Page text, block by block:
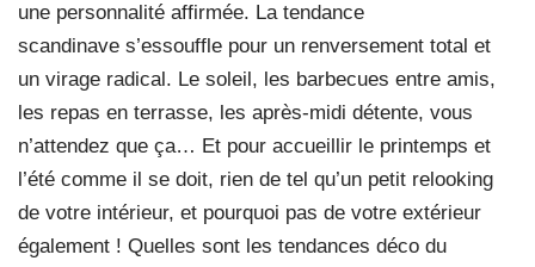
une personnalité affirmée. La tendance
scandinave s’essouffle pour un renversement total et
un virage radical. Le soleil, les barbecues entre amis,
les repas en terrasse, les après-midi détente, vous
n’attendez que ça… Et pour accueillir le printemps et
l’été comme il se doit, rien de tel qu’un petit relooking
de votre intérieur, et pourquoi pas de votre extérieur
également ! Quelles sont les tendances déco du